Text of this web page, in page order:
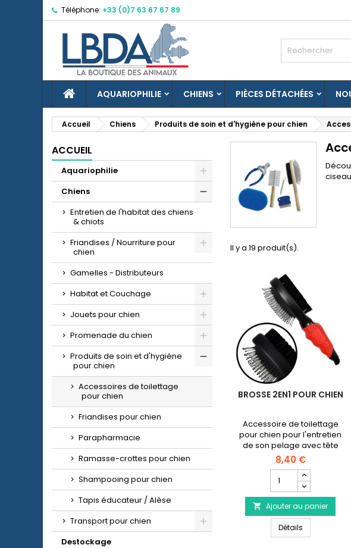
Téléphone: +33 (0)7 63 67 67 89
ACCUEILAQUARIOPHILIE CHIENS PIÈCES DÉTACHÉES
Accueil Chiens Produits de soin et d'hygiène pour chien
ACCUEIL
Aquariophilie
Chiens
Entretien de l'habitat des chiens
& chiots
Friandises / Nourriture pour
chien
Gamelles - Distributeurs
Habitat et Couchage
Jouets pour chien
Promenade du chien
Produits de soin et d'hygiène
pour chien
Accessoires de toilettage
pour chien
Friandises pour chien
Parapharmacie
Ramasse-crottes pour chien
Shampooing pour chien
Tapis éducateur / Alèse
Transport pour chien
Destockage
Il y a 19 produit(s).
BROSSE 2EN1 POUR CHIEN
Accessoire de toilettage
pour chien pour l'entretien
de son pelage avec tête
double-face
interchangeable.
8,40 €
quantité
du
produit
Brosse
2en1
pour
 Ajouter au panier
DétailsBrosse 2en1
Mes listes
Créer une
((confirmMessage))
Créer une
Connexion
Vous devez être